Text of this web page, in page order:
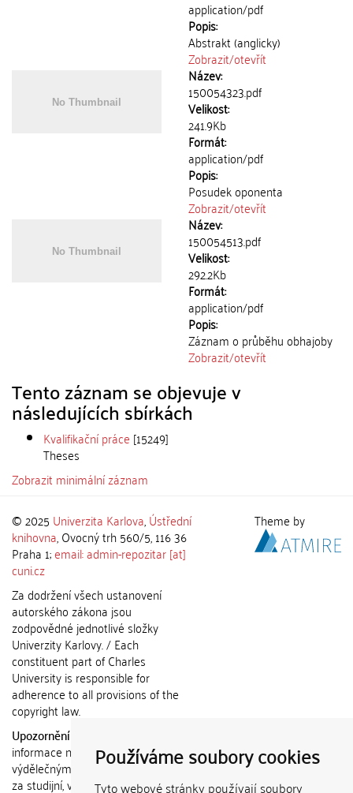
Používáme soubory cookies
Tyto webové stránky používají soubory
application/pdf
Popis:
Abstrakt (anglicky)
Zobrazit/otevřít
Název:
150054323.pdf
Velikost:
241.9Kb
Formát:
application/pdf
Popis:
Posudek oponenta
Zobrazit/otevřít
Název:
150054513.pdf
Velikost:
292.2Kb
Formát:
application/pdf
Popis:
Záznam o průběhu obhajoby
Zobrazit/otevřít
Tento záznam se objevuje v
následujících sbírkách
Kvalifikační práce [15249]
Theses
Zobrazit minimální záznam
© 2025 Univerzita Karlova,Ústřední
knihovna, Ovocný trh 560/5, 116 36
Praha 1;email: admin-repozitar [at]
cuni.cz
Za dodržení všech ustanovení
autorského zákona jsou
zodpovědné jednotlivé složky
Univerzity Karlovy. / Each
constituent part of Charles
University is responsible for
adherence to all provisions of the
copyright law.
Upozornění / Notice:
informace nemohou být použity k
výdělečným účelům nebo vydávány
za studijní, vědeckou nebo jinou
Theme by